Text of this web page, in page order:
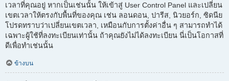
เวลาที่คุณอยู่ หากเป็นเช่นนั้น ให้เข้าสู่ User Control Panel และเปลี่ยน
เขตเวลาให้ตรงกับพื้นที่ของคุณ เช่น ลอนดอน, ปารีส, นิวยอร์ก, ซิดนีย
โปรดทราบว่าเปลี่ยนเขตเวลา, เหมือนกับการตั้งค่าอื่น ๆ สามารถทำได้
เฉพาะผู้ใช้ที่ลงทะเบียนเท่านั้น ถ้าคุณยังไม่ได้ลงทะเบียน นี่เป็นโอกาสที่
ดีเพื่อทำเช่นนั้น
ข้างบน